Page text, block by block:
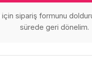
sipariş formunu
sürede geri dönelim.